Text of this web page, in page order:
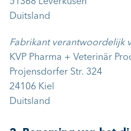
Duitsland
Fabrikant verantwoordelijk
KVP Pharma + Veterinär
Projensdorfer Str. 324
24106 Kiel
Duitsland